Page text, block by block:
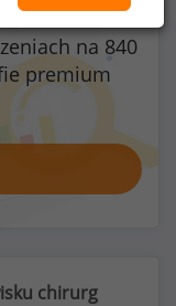
na 840
premium
chirurg